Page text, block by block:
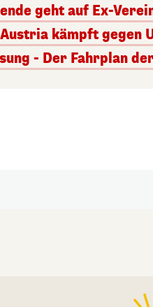
geht auf Ex-
kämpft gegen
- Der Fahrplan